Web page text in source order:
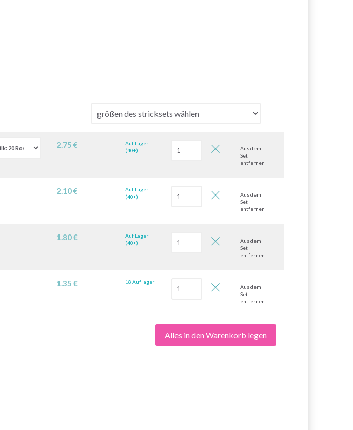
2.75 €
Auf Lager
(40+)
Aus dem
Set
entfernen
2.10 €
Auf Lager
(40+)
Aus dem
Set
entfernen
1.80 €
Auf Lager
(40+)
Aus dem
Set
entfernen
1.35 €
18 Auf lager
Aus dem
Set
entfernen
Alles in den Warenkorb legen